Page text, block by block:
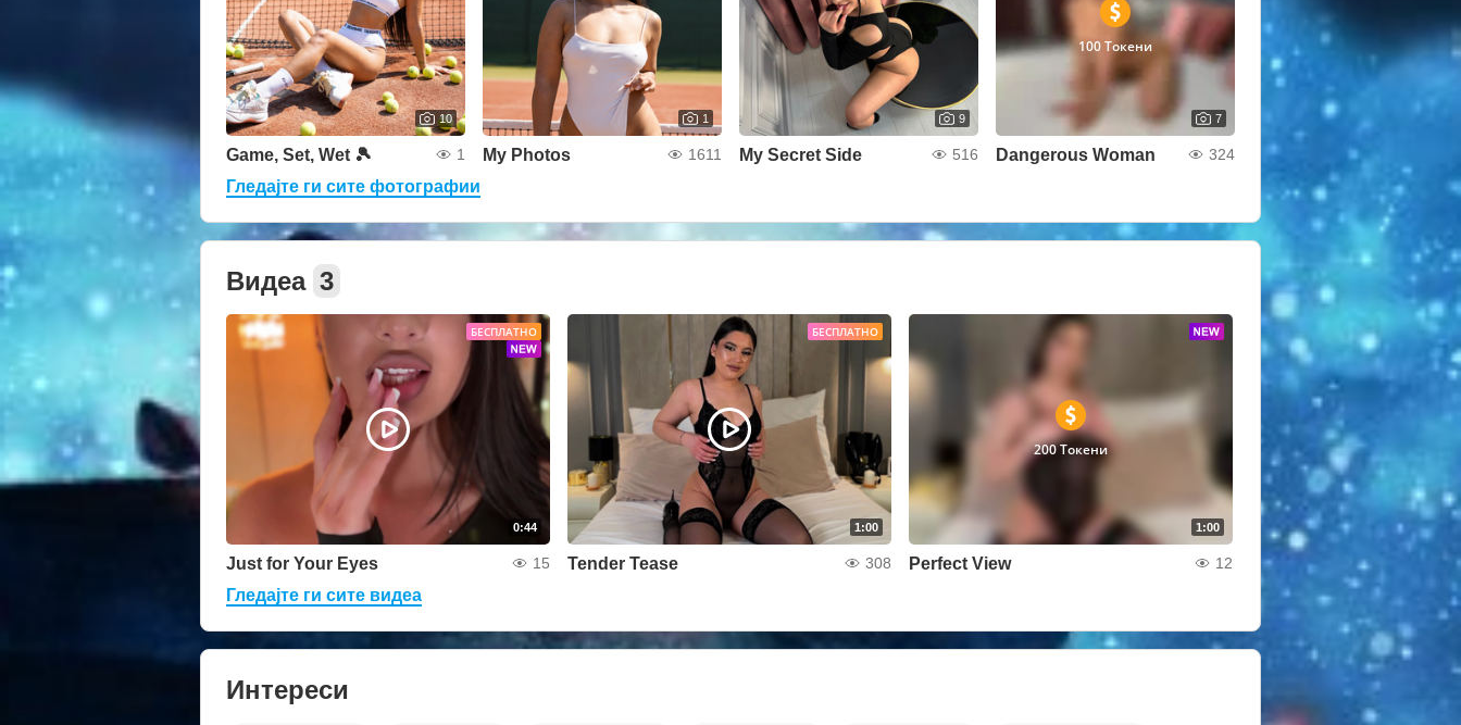
10
Game, Set, Wet 🎾 1
1
My Photos 1611
9
My Secret Side 516
100 Токени
7
Dangerous Woman 324
Гледајте ги сите фотографии
Видеа 3
БЕСПЛАТНО
0:44
Just for Your Eyes 15
БЕСПЛАТНО
1:00
Tender Tease 308
1:00
200 Токени
Perfect View 12
Гледајте ги сите видеа
Интереси